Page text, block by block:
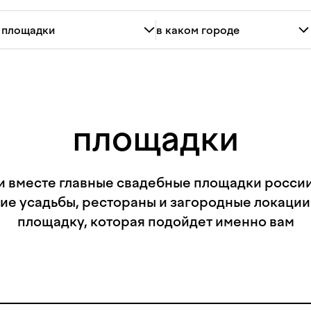
площадки
вместе главные свадебные площадки
усадьбы, рестораны и загородные
площадку, которая подойдет именно вам